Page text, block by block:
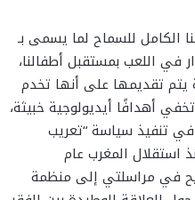
الكامل للسماح لما يسمى بـ
في اللعب بمستقبل أطفالنا،
تقديمها على أنها تخدم
أهدافًا أيديولوجية خبيثة،
تنفيذ سياسة “تعريب
المغرب عام
في مراسلتي إلى منظمة